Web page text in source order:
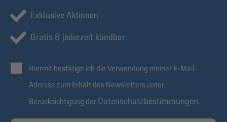
Exklusive Aktionen
Gratis & jederzeit kündbar
Hiermit bestätige ich die Verwendung meiner E-Mail-
Adresse zum Erhalt des Newsletters unter
Berücksichtigung der Datenschutzbestimmungen.